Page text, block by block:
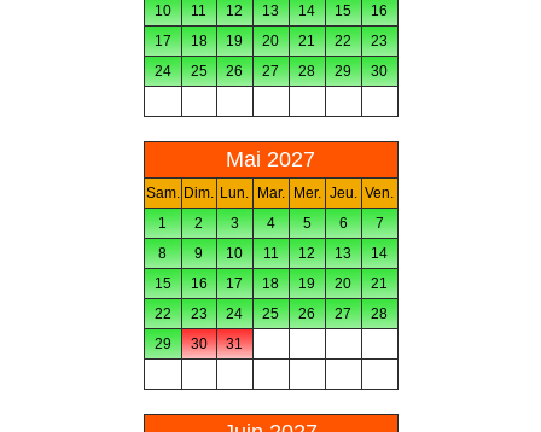
10
11 12 13 14 15
16
17
18 19 20 21 22
23
24
25 26 27 28 29 30
Mai 2027
Sam. Dim. Lun. Mar. Mer. Jeu.
Ven.
1
2 3 4 5 6
7
8
9 10 11 12 13
14
15
16 17 18 19 20
21
22
23 24 25 26 27
28
29
30 31